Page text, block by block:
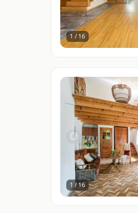
1 / 16
1 / 16